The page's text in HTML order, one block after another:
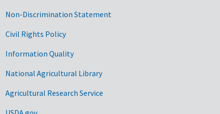
Non-Discrimination Statement
Civil Rights Policy
Information Quality
National Agricultural Library
Agricultural Research Service